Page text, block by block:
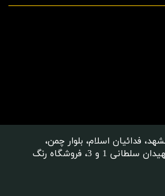
فدائیان اسلام، بلوار چمن،
انتهای چمن 13، بین شهیدان سلطانی 1 و 3، فروشگاه رنگ